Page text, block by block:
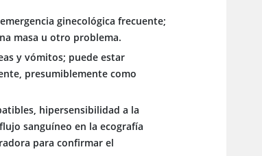
ginecológica frecuente;
masa u otro problema.
y vómitos; puede estar
presumiblemente como
hipersensibilidad a la
sanguíneo en la ecografía
para confirmar el